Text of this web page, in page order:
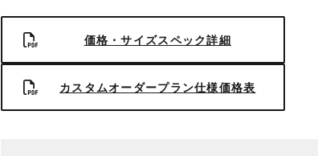
価格・サイズスペック詳細
カスタムオーダープラン仕様価格表